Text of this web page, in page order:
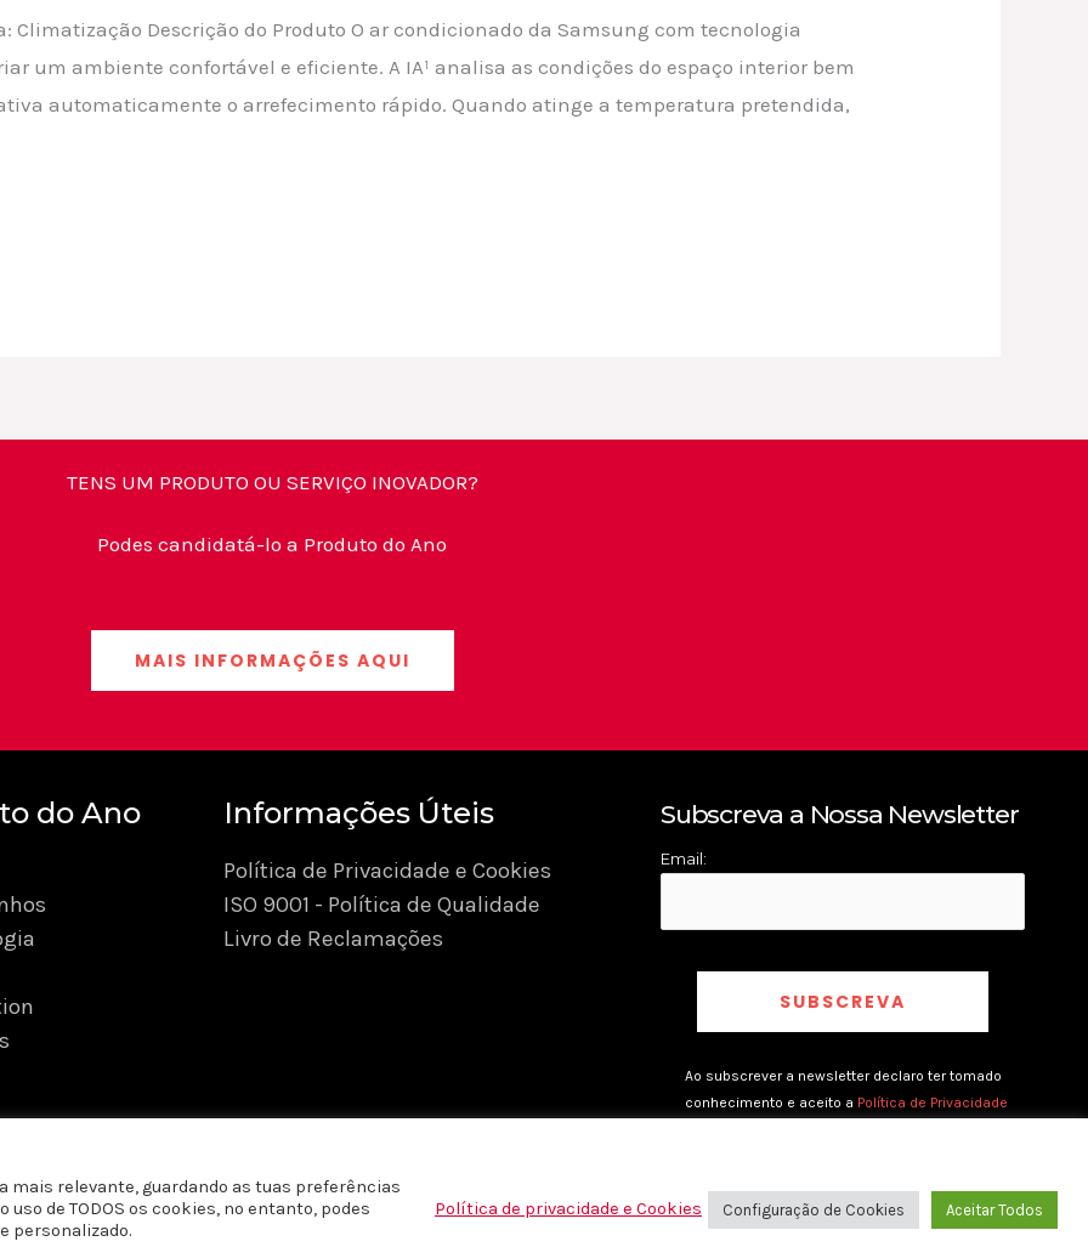
Climatização Descrição do Produto O ar condicionado da Samsung com tecnologia
um ambiente confortável e eficiente. A IA¹ analisa as condições do espaço interior bem
automaticamente o arrefecimento rápido. Quando atinge a temperatura pretendida,
TENS UM PRODUTO OU SERVIÇO INOVADOR?
Podes candidatá-lo a Produto do Ano
MAIS INFORMAÇÕES AQUI
do Ano Informações Úteis
Política de Privacidade e Cookies
ISO 9001 - Política de Qualidade
Livro de Reclamações
Subscreva a Nossa Newsletter
Email:
Ao subscrever a newsletter declaro ter tomado
conhecimento e aceito a Política de Privacidade
© 2026 Produto do Ano Portugal | Políticas de Privacidade e Cookies
relevante, guardando as tuas preferências
de TODOS os cookies, no entanto, podes
personalizado.
Política de privacidade e Cookies Configuração de Cookies Aceitar Todos